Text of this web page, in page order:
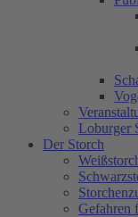
Loburger
Der Storch
Gefahren